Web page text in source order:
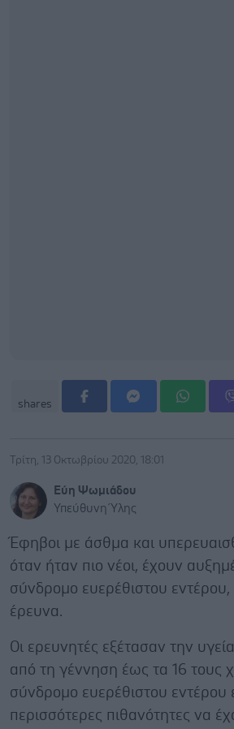
shares
Τρίτη, 13 Οκτωβρίου 2020, 18:01
Εύη Ψωμιάδου
Υπεύθυνη Ύλης
Έφηβοι με άσθμα και
όταν ήταν πιο νέοι, έχουν
σύνδρομο ευερέθιστου εντέρου,
έρευνα.
Οι ερευνητές εξέτασαν την
από τη γέννηση έως τα 16 τους
σύνδρομο ευερέθιστου εντέρου
περισσότερες πιθανότητες να